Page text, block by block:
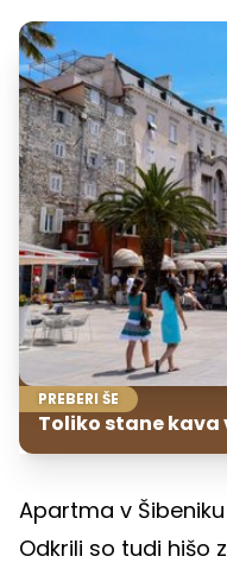
PREBERI ŠE
Toliko stane kava
Apartma v
Odkrili so tudi hišo